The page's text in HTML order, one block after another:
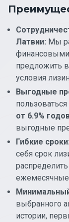
Латвии: Мы
финансовыми
предложить
условия
Выгодные
от 6.9%
выгодные
Гибкие сроки:
себя срок
выбранного
истории,